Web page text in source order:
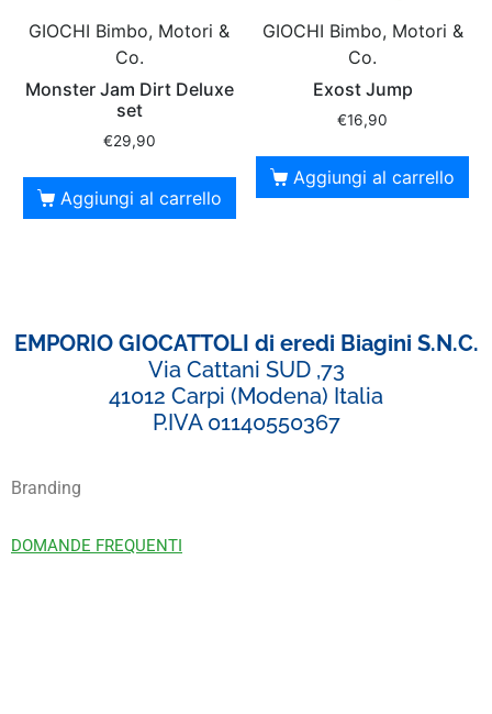
GIOCHI Bimbo, Motori &
Co.
Monster Jam Dirt Deluxe
set
€29,90
Aggiungi al carrello
GIOCHI Bimbo, Motori &
Co.
Exost Jump
€16,90
Aggiungi al carrello
EMPORIO GIOCATTOLI di eredi Biagini S.N.C.
Via Cattani SUD ,73
41012 Carpi (Modena) Italia
P.IVA 01140550367
Branding
DOMANDE FREQUENTI